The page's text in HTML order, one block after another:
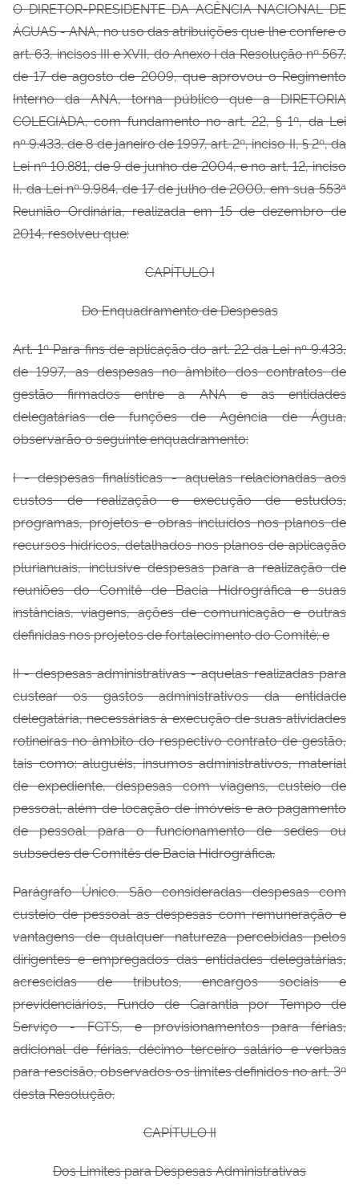
O DIRETOR-PRESIDENTE DA AGÊNCIA NACIONAL DE
ÁGUAS - ANA, nouso das atribuições que lhe confere o
art. 63, incisos III e XVII, do Anexo I da Resolução nº 567,
de 17 de agosto de 2009, que aprovou o Regimento
Interno da ANA, torna público que a DIRETORIA
COLEGIADA, com fundamento no art. 22, § 1º, da Lei
nº 9.433, de 8 de janeiro de 1997, art. 2º, inciso II, § 2º, da
Lei nº 10.881, de 9 de junho de 2004, e no art. 12, inciso
II, da Lei nº 9.984, de 17 de julho de 2000, em sua 553ª
Reunião Ordinária, realizada em 15 de dezembro de
2014, resolveu que:
CAPÍTULO I
Do Enquadramento de Despesas
Art. 1º Para fins de aplicação do art. 22 da Lei nº 9.433,
de 1997, as despesas noâmbito dos contratos de
gestão firmados entre a ANA e as entidades
delegatárias de funções de Agência de Água,
observarão o seguinte enquadramento:
I -despesas finalísticas - aquelas relacionadas aos
custos de realização e execução deestudos,
programas, projetos e obras incluídos nos planos de
recursos hídricos, detalhados nos planos de aplicação
plurianuais, inclusive despesas para a realização de
reuniões do Comitê de Bacia Hidrográfica e suas
instâncias, viagens, ações de comunicação e outras
definidas nos projetos de fortalecimento do Comitê; e
II -despesas administrativas - aquelas realizadas para
custear os gastosadministrativos da entidade
delegatária, necessárias à execução de suas atividades
rotineiras no âmbito do respectivo contrato de gestão,
tais como: aluguéis, insumos administrativos, material
de expediente, despesas com viagens, custeio de
pessoal, além de locação de imóveis e ao pagamento
de pessoal para o funcionamento de sedes ou
subsedes de Comitês de Bacia Hidrográfica.
Parágrafo Único. São consideradas despesas com
custeio de pessoal as despesas comremuneração e
vantagens de qualquer natureza percebidas pelos
dirigentes e empregados das entidades delegatárias,
acrescidas de tributos, encargos sociais e
previdenciários, Fundo de Garantia por Tempo de
Serviço - FGTS, e provisionamentos para férias,
adicional de férias, décimo terceiro salário e verbas
para rescisão, observados os limites definidos no art. 3º
desta Resolução.
CAPÍTULO II
Dos Limites para Despesas Administrativas